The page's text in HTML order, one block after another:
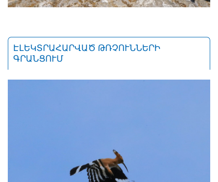
ԷԼԵԿՏՐԱՀԱՐՎԱԾ ԹՌՉՈՒՆՆԵՐԻ
ԳՐԱՆՑՈՒՄ